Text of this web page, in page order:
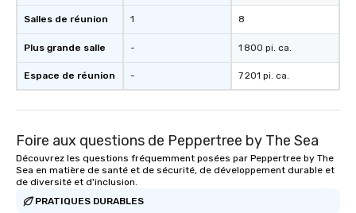
Salles de réunion
Plus grande salle
Espace de réunion
1
-
-
8
1 800 pi. ca.
7 201 pi. ca.
Foire aux questions de Peppertree by The Sea
Découvrez les questions fréquemment posées par Peppertree by The
Sea en matière de santé et de sécurité, de développement durable et
de diversité et d'inclusion.
PRATIQUES DURABLES